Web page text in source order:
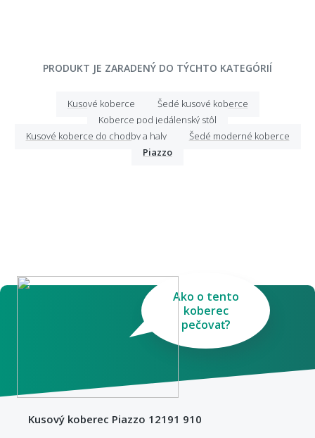
PRODUKT JE ZARADENÝ DO TÝCHTO KATEGÓRIÍ
Kusové koberce
Šedé kusové koberce
Koberce pod jedálenský stôl
Kusové koberce do chodby a haly
Šedé moderné koberce
Piazzo
Ako o tento
koberec
pečovať?
Kusový koberec Piazzo 12191 910